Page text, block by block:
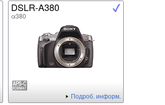
DSLR-A380
α380
Подроб. информ.